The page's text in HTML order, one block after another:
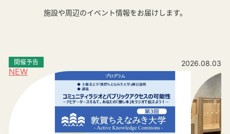
施設や周辺のイベント情報をお届けします。
NEW
開催予告 2026.08.03